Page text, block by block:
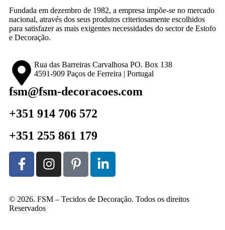
Fundada em dezembro de 1982, a empresa impõe-se no mercado
nacional, através dos seus produtos criteriosamente escolhidos
para satisfazer as mais exigentes necessidades do sector de Estofo
e Decoração.
Rua das Barreiras Carvalhosa PO. Box 138
4591-909 Paços de Ferreira | Portugal
fsm@fsm-decoracoes.com
+351 914 706 572
+351 255 861 179
© 2026. FSM – Tecidos de Decoração. Todos os direitos
Reservados